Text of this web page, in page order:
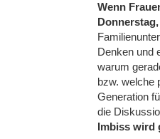
Wenn
Denken und
warum
bzw. welche
Generation
die
Imbiss wird